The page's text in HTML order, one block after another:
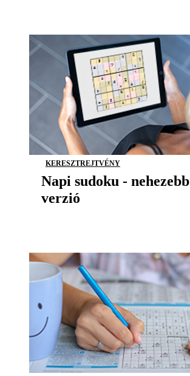
KERESZTREJTVÉNY
Napi sudoku - nehezebb
verzió